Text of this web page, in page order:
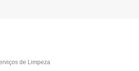
de Limpeza